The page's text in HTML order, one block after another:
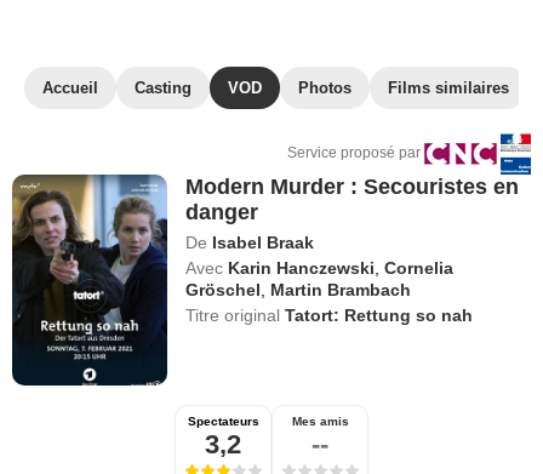
Accueil Casting VOD Photos Films similaires
Service proposé par
Modern Murder : Secouristes en
danger
De Isabel Braak
Avec Karin Hanczewski ,Cornelia
Gröschel
Martin Brambach
Titre originalTatort: Rettung so nah
Spectateurs
3,2
Mes amis
--